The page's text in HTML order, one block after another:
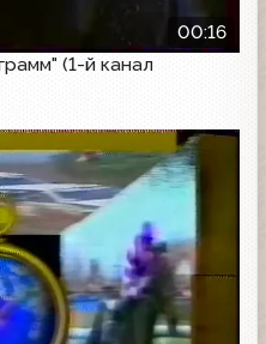
00:16
(1-й канал